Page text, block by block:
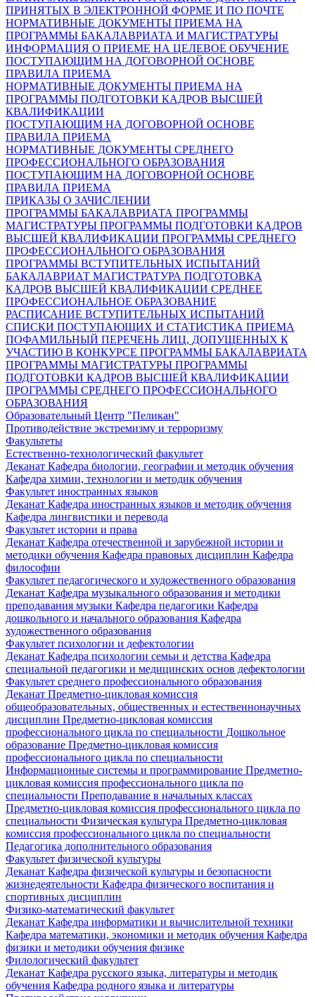
ПРИНЯТЫХ В ЭЛЕКТРОННОЙ ФОРМЕ И ПО ПОЧТЕ
НОРМАТИВНЫЕ ДОКУМЕНТЫ ПРИЕМА НА
ПРОГРАММЫ БАКАЛАВРИАТА И МАГИСТРАТУРЫ
ИНФОРМАЦИЯ О ПРИЕМЕ НА ЦЕЛЕВОЕ ОБУЧЕНИЕ
ПОСТУПАЮЩИМ НА ДОГОВОРНОЙ ОСНОВЕ
ПРАВИЛА ПРИЕМА
НОРМАТИВНЫЕ ДОКУМЕНТЫ ПРИЕМА НА
ПРОГРАММЫ ПОДГОТОВКИ КАДРОВ ВЫСШЕЙ
КВАЛИФИКАЦИИ
ПОСТУПАЮЩИМ НА ДОГОВОРНОЙ ОСНОВЕ
ПРАВИЛА ПРИЕМА
НОРМАТИВНЫЕ ДОКУМЕНТЫ СРЕДНЕГО
ПРОФЕССИОНАЛЬНОГО ОБРАЗОВАНИЯ
ПОСТУПАЮЩИМ НА ДОГОВОРНОЙ ОСНОВЕ
ПРАВИЛА ПРИЕМА
ПРИКАЗЫ О ЗАЧИСЛЕНИИ
ПРОГРАММЫ БАКАЛАВРИАТА ПРОГРАММЫ
МАГИСТРАТУРЫ ПРОГРАММЫ ПОДГОТОВКИ КАДРОВ
ВЫСШЕЙ КВАЛИФИКАЦИИ ПРОГРАММЫ СРЕДНЕГО
ПРОФЕССИОНАЛЬНОГО ОБРАЗОВАНИЯ
ПРОГРАММЫ ВСТУПИТЕЛЬНЫХ ИСПЫТАНИЙ
БАКАЛАВРИАТ МАГИСТРАТУРА ПОДГОТОВКА
КАДРОВ ВЫСШЕЙ КВАЛИФИКАЦИИ СРЕДНЕЕ
ПРОФЕССИОНАЛЬНОЕ ОБРАЗОВАНИЕ
РАСПИСАНИЕ ВСТУПИТЕЛЬНЫХ ИСПЫТАНИЙ
СПИСКИ ПОСТУПАЮЩИХ И СТАТИСТИКА ПРИЕМА
ПОФАМИЛЬНЫЙ ПЕРЕЧЕНЬ ЛИЦ, ДОПУЩЕННЫХ К
УЧАСТИЮ В КОНКУРСЕ ПРОГРАММЫ БАКАЛАВРИАТА
ПРОГРАММЫ МАГИСТРАТУРЫ ПРОГРАММЫ
ПОДГОТОВКИ КАДРОВ ВЫСШЕЙ КВАЛИФИКАЦИИ
ПРОГРАММЫ СРЕДНЕГО ПРОФЕССИОНАЛЬНОГО
ОБРАЗОВАНИЯ
Образовательный Центр "Пеликан"
Противодействие экстремизму и терроризму
Факультеты
Естественно-технологический факультет
Деканат Кафедра биологии, географии и методик обучения
Кафедра химии, технологии и методик обучения
Факультет иностранных языков
Деканат Кафедра иностранных языков и методик обучения
Кафедра лингвистики и перевода
Факультет истории и права
Деканат Кафедра отечественной и зарубежной истории и
методики обучения Кафедра правовых дисциплин Кафедра
философии
Факультет педагогического и художественного образования
Деканат Кафедра музыкального образования и методики
преподавания музыки Кафедра педагогики Кафедра
дошкольного и начального образования Кафедра
художественного образования
Факультет психологии и дефектологии
Деканат Кафедра психологии семьи и детства Кафедра
специальной педагогики и медицинских основ дефектологии
Факультет среднего профессионального образования
Деканат Предметно-цикловая комиссия
общеобразовательных, общественных и естественнонаучных
дисциплин Предметно-цикловая комиссия
профессионального цикла по специальности Дошкольное
образование Предметно-цикловая комиссия
профессионального цикла по специальности
Информационные системы и программирование Предметно-
цикловая комиссия профессионального цикла по
специальности Преподавание в начальных классах
Предметно-цикловая комиссия профессионального цикла по
специальности Физическая культура Предметно-цикловая
комиссия профессионального цикла по специальности
Педагогика дополнительного образования
Факультет физической культуры
Деканат Кафедра физической культуры и безопасности
жизнедеятельности Кафедра физического воспитания и
спортивных дисциплин
Физико-математический факультет
Деканат Кафедра информатики и вычислительной техники
Кафедра математики, экономики и методик обучения Кафедра
физики и методики обучения физике
Филологический факультет
Деканат Кафедра русского языка, литературы и методик
обучения Кафедра родного языка и литературы